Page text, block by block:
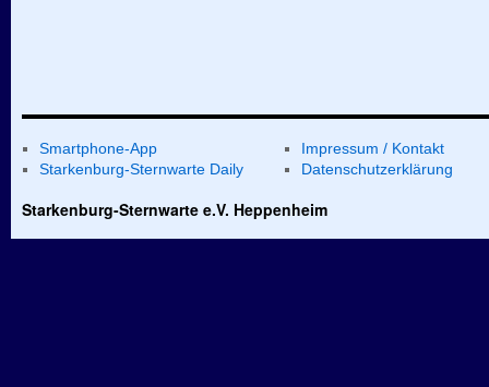
Smartphone-App
Starkenburg-Sternwarte Daily
Impressum / Kontakt
Datenschutzerklärung
Starkenburg-Sternwarte e.V. Heppenheim